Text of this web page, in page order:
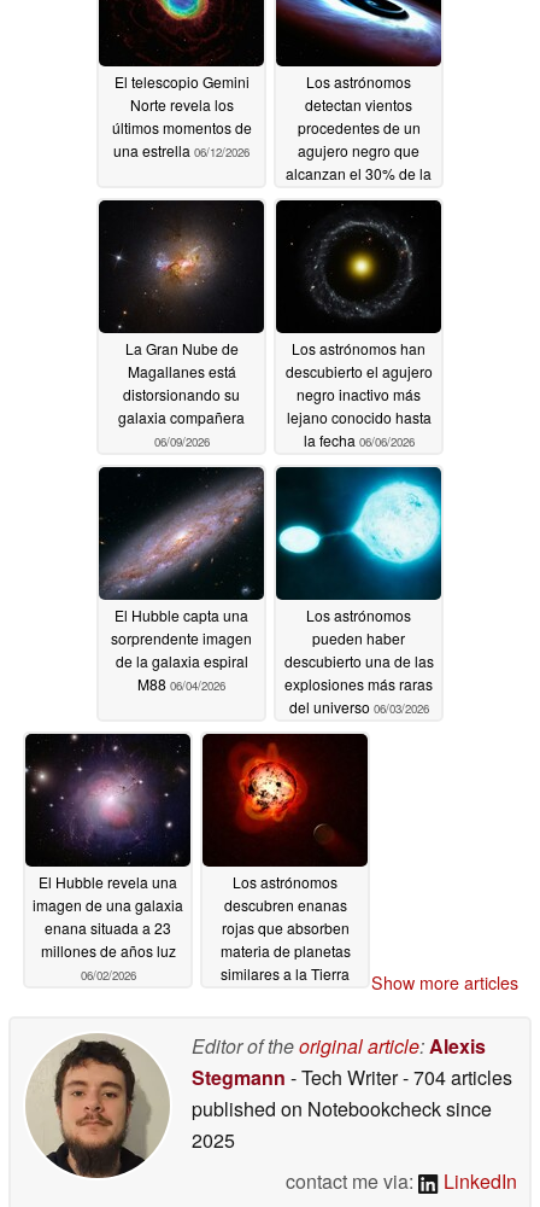
El telescopio Gemini
Norte revela los
últimos momentos de
una estrella 06/12/2026
Los astrónomos
detectan vientos
procedentes de un
agujero negro que
alcanzan el 30% de la
velocidad de la luz
06/11/2026
La Gran Nube de
Magallanes está
distorsionando su
galaxia compañera
06/09/2026
Los astrónomos han
descubierto el agujero
negro inactivo más
lejano conocido hasta
la fecha 06/06/2026
El Hubble capta una
sorprendente imagen
de la galaxia espiral
M88 06/04/2026
Los astrónomos
pueden haber
descubierto una de las
explosiones más raras
del universo 06/03/2026
El Hubble revela una
imagen de una galaxia
enana situada a 23
millones de años luz
06/02/2026
Los astrónomos
descubren enanas
rojas que absorben
materia de planetas
similares a la Tierra
Show more articles
Editor of theoriginal article:Alexis
Stegmann - Tech Writer- 704 articles
published on Notebookchecksince
2025
contact me via:
LinkedIn